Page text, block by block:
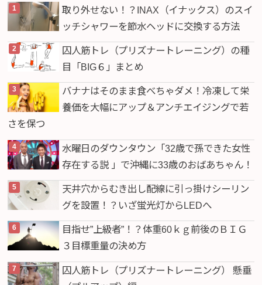
取り外せない！？INAX（イナックス）のスイ
ッチシャワーを節水ヘッドに交換する方法
囚人筋トレ（プリズナートレーニング）の種
目「BIG６」まとめ
バナナはそのまま食べちゃダメ！冷凍して栄
養価を大幅にアップ＆アンチエイジングで若
さを保つ
水曜日のダウンタウン「32歳で孫できた女性
存在する説 」で沖縄に33歳のおばあちゃん！
天井穴からむき出し配線に引っ掛けシーリン
グを設置！？いざ蛍光灯からLEDへ
目指せ”上級者”！？体重60ｋｇ前後のＢＩＧ
３目標重量の決め方
囚人筋トレ（プリズナートレーニング） 懸垂